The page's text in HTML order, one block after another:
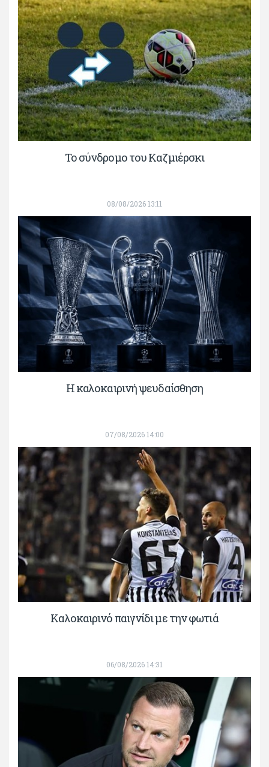
Το σύνδρομο του Καζμιέρσκι
08/08/2026 13:11
Η καλοκαιρινή ψευδαίσθηση
07/08/2026 14:00
Καλοκαιρινό παιγνίδι με την φωτιά
06/08/2026 14:31